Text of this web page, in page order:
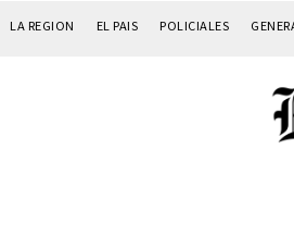
LA REGION EL PAIS POLICIALES